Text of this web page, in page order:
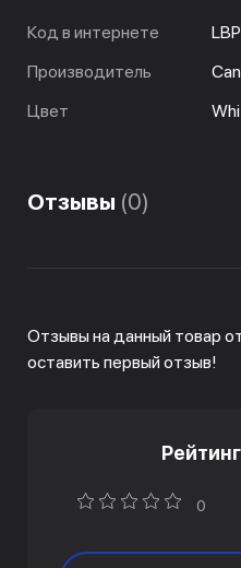
Код в интернете
Производитель
Цвет
Отзывы (0)
Отзывы на данный товар
оставить первый отзыв!
0